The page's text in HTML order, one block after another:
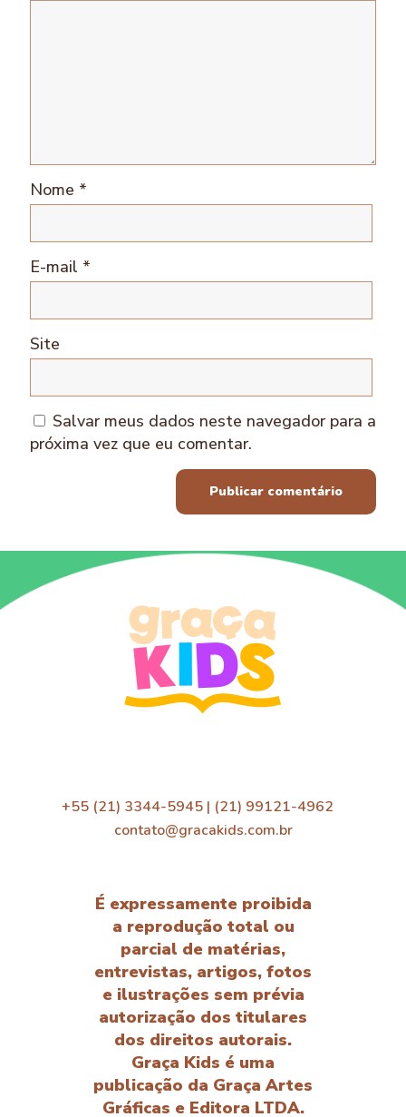
Nome *
E-mail *
Site
Salvar meus dados neste navegador para a
próxima vez que eu comentar.
+55 (21) 3344-5945 | (21) 99121-4962
contato@gracakids.com.br
É expressamente proibida
a reprodução total ou
parcial de matérias,
entrevistas, artigos, fotos
e ilustrações sem prévia
autorização dos titulares
dos direitos autorais.
Graça Kids é uma
publicação da Graça Artes
Gráficas e Editora LTDA.